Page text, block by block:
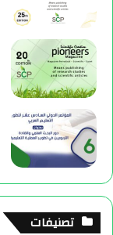
تصنيفات